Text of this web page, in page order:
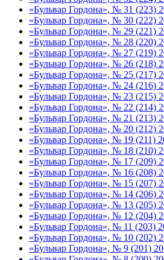
«Бульвар Гордона», № 31 (223)
«Бульвар Гордона», № 30 (222)
«Бульвар Гордона», № 29 (221)
«Бульвар Гордона», № 28 (220)
«Бульвар Гордона», № 27 (219)
«Бульвар Гордона», № 26 (218)
«Бульвар Гордона», № 25 (217)
«Бульвар Гордона», № 24 (216)
«Бульвар Гордона», № 23 (215)
«Бульвар Гордона», № 22 (214)
«Бульвар Гордона», № 21 (213)
«Бульвар Гордона», № 20 (212)
«Бульвар Гордона», № 19 (211)
«Бульвар Гордона», № 18 (210)
«Бульвар Гордона», № 17 (209)
«Бульвар Гордона», № 16 (208)
«Бульвар Гордона», № 15 (207)
«Бульвар Гордона», № 14 (206)
«Бульвар Гордона», № 13 (205)
«Бульвар Гордона», № 12 (204)
«Бульвар Гордона», № 11 (203)
«Бульвар Гордона», № 10 (202)
«Бульвар Гордона», № 9 (201)